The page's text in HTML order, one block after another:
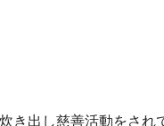
き出し慈善活動をされ